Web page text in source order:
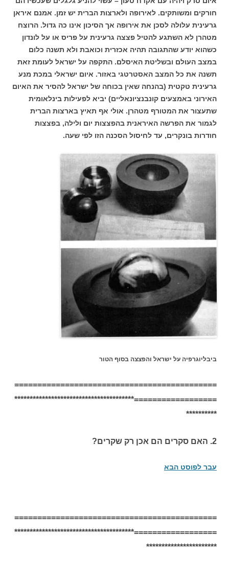
חורקים ומשותקים. לאירופה ולארצות הברית יש זמן. אמנם איראן
גרעינית עלולה לסכן את אירופה אך הסיכון אינו כה גדול. הרוצח
מטהרן לא השתגע להטיל פצצה גרעינית על פריס או על לונדון
כשהוא יודע שהתגובה תהיה אכזרית וכואבת ולא תשנה כלום
במצב העולם ובשליטת האיסלם. התקפה על ישראל לעומת זאת
תשנה את כל המצב האסטרטגי באזור. איום ישראלי במכת מנע
גרעינית טקטית (בהנחה שאין בכוחה של ישראל להסיר את האיום
האירוני באמצעים קונבנציונאליים) יביא לפעילות בינלאומית
שתעצור את המטורף מטהרן. אולי אף תאיץ בארצות הברית
לגמור את הפרשה האיראנית בהפצצות יום ולילה, בפצצות
חודרות בונקרים, עד לחיסול הסכנה הזו לפי שעה.
ביבליוגרפיה על ישראל והפצצה בסוף הטור
============================================
==================***************************************
**********
2. האם סקרים הם אכן רק שקרים?
עבר לפוסט הבא
============================================
==================***************************************
***********************